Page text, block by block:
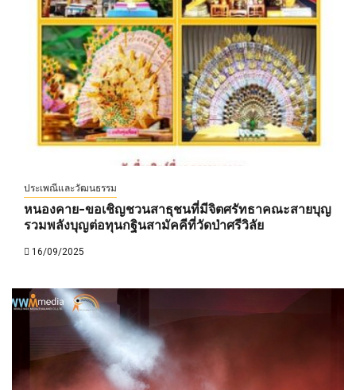
ประเพณีและวัฒนธรรม
หนองคาย-ขอเชิญชวนสาธุชนที่มีจิตศรัทธาคณะสายบุญ
รวมพลังบุญต่อทุนกฐินสามัคคีที่วัดป่าศรีวิลัย
16/09/2025